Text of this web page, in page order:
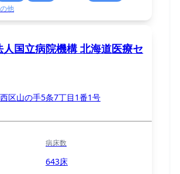
他
国立病院機構 北海道医療セ
区山の手5条7丁目1番1号
病床数
643床